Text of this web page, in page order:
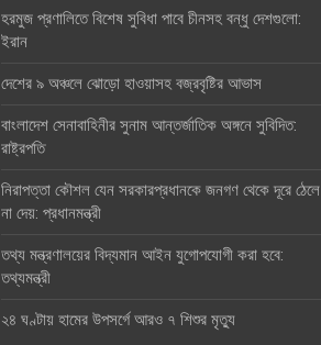
হরমুজ প্রণালিতে বিশেষ সুবিধা পাবে চীনসহ বন্ধু দেশগুলো:
ইরান
দেশের ৯ অঞ্চলে ঝোড়ো হাওয়াসহ বজ্রবৃষ্টির আভাস
বাংলাদেশ সেনাবাহিনীর সুনাম আন্তর্জাতিক অঙ্গনে সুবিদিত:
রাষ্ট্রপতি
নিরাপত্তা কৌশল যেন সরকারপ্রধানকে জনগণ থেকে দূরে ঠেলে
না দেয়: প্রধানমন্ত্রী
তথ্য মন্ত্রণালয়ের বিদ্যমান আইন যুগোপযোগী করা হবে:
তথ্যমন্ত্রী
২৪ ঘণ্টায় হামের উপসর্গে আরও ৭ শিশুর মৃত্যু